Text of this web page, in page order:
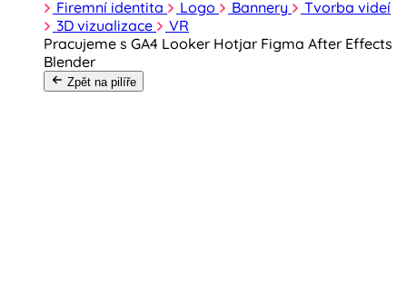
Firemní identita Logo Bannery
Tvorba videí
3D vizualizace
VR
Pracujeme s GA4 Looker Hotjar Figma After Effects
Blender
Zpět na pilíře